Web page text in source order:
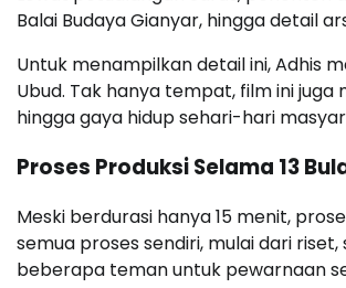
Balai Budaya Gianyar, hingga detail
Untuk menampilkan detail ini, Adhis
Ubud. Tak hanya tempat, film ini
hingga gaya hidup sehari-hari
Proses Produksi Selama 13
Meski berdurasi hanya 15 menit,
semua proses sendiri, mulai dari
beberapa teman untuk pewarnaan